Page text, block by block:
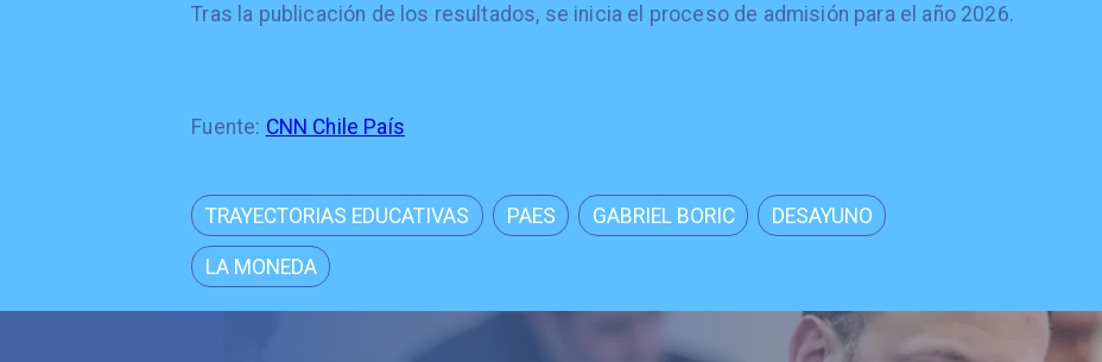
Tras la publicación de los resultados, se inicia el proceso de admisión para el año 2026.
Fuente: CNN Chile País
TRAYECTORIAS EDUCATIVAS PAES GABRIEL BORIC DESAYUNO
LA MONEDA